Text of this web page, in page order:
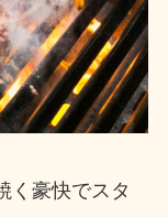
く豪快でスタ